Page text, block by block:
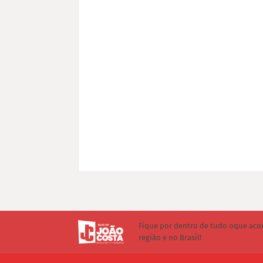
Fique por dentro de tudo oque
região e no Brasil!